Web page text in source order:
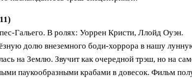
Гальего. В ролях: Уоррен Кристи, Ллойд Оуэн.
долю внеземного боди-хоррора в нашу
на Землю. Звучит как очередной трэш, но на
паукообразными крабами в довесок. Фильм